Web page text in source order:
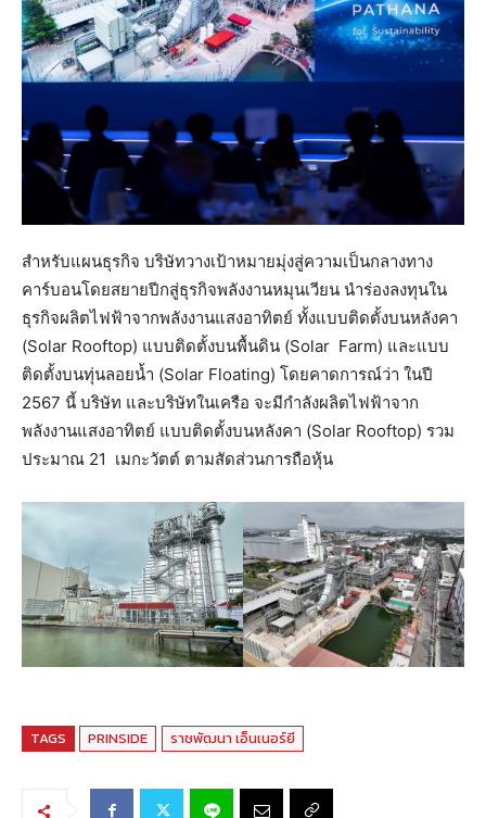
สำหรับแผนธุรกิจ บริษัทวางเป้าหมายมุ่งสู่ความเป็นกลางทาง
คาร์บอนโดยสยายปีกสู่ธุรกิจพลังงานหมุนเวียน นำร่องลงทุนใน
ธุรกิจผลิตไฟฟ้าจากพลังงานแสงอาทิตย์ ทั้งแบบติดตั้งบนหลังคา
(Solar Rooftop) แบบติดตั้งบนพื้นดิน (Solar Farm) และแบบ
ติดตั้งบนทุ่นลอยน้ำ (Solar Floating) โดยคาดการณ์ว่า ในปี
2567 นี้ บริษัท และบริษัทในเครือ จะมีกำลังผลิตไฟฟ้าจาก
พลังงานแสงอาทิตย์ แบบติดตั้งบนหลังคา (Solar Rooftop) รวม
ประมาณ 21 เมกะวัตต์ ตามสัดส่วนการถือหุ้น
TAGS PRINSIDE ราชพัฒนา เอ็นเนอร์ยี